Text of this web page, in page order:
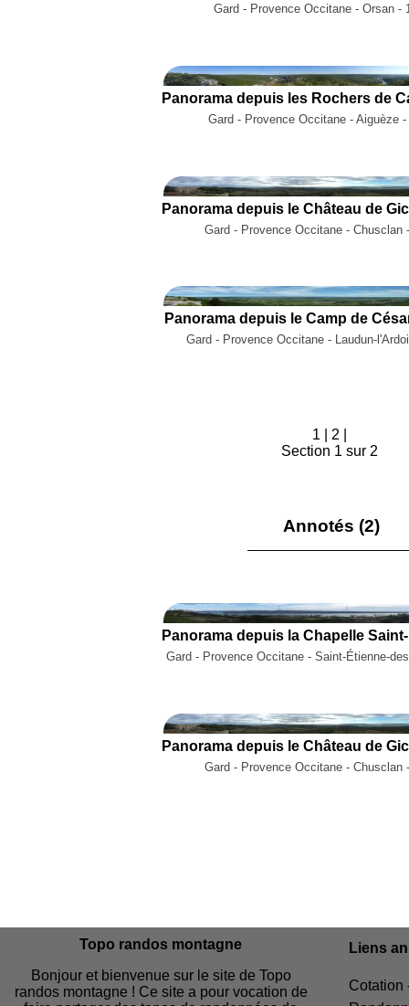
Gard - Provence Occitane - Orsan -
Gard - Provence Occitane - Aiguèze
Gard - Provence Occitane - Chusclan
Panorama depuis le Camp de
Gard - Provence Occitane - Laudun-
1 2
Section 1 sur 2
Annotés (2)
Gard - Provence Occitane - Saint-Étienne-
Gard - Provence Occitane - Chusclan
Topo randos montagne
Bonjour et bienvenue sur le site de Topo
randos montagne ! Ce site a pour vocation de
Liens
Cotation